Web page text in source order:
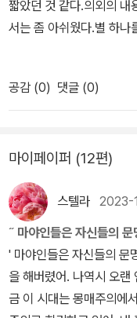
짧았던 것 같다.의외의 내
서는 좀 아쉬웠다.별 하나
공감 (0) 댓글 (0)
마이페이퍼 (12편)
스텔라 2023-
˝ 마야인들은 자신들의
' 마야인들은 자신들의 문
을 해버렸어. 나역시 오랜
금 이 시대는 몽매주의에